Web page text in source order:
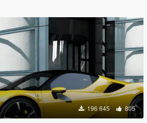
196 645 805